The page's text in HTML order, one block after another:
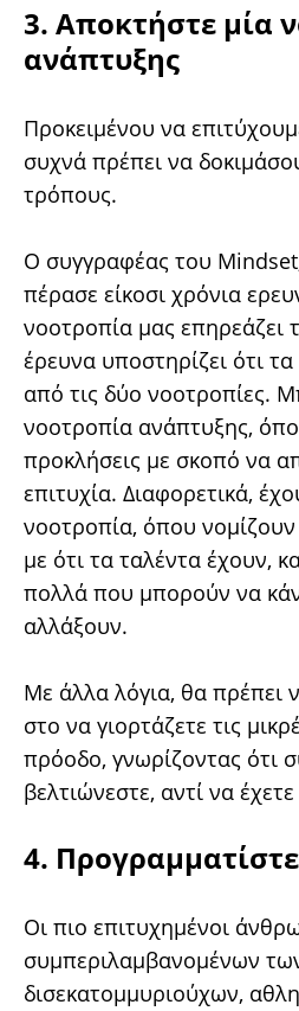
3. Αποκτήστε μία
ανάπτυξης
Προκειμένου να
συχνά πρέπει να
τρόπους.
Ο συγγραφέας του
πέρασε είκοσι χρόνια
νοοτροπία μας επηρεάζει
έρευνα υποστηρίζει ότι
από τις δύο νοοτροπίες.
νοοτροπία ανάπτυξης,
προκλήσεις με σκοπό να
επιτυχία. Διαφορετικά,
νοοτροπία, όπου νομίζουν
με ότι τα ταλέντα έχουν,
πολλά που μπορούν να
αλλάξουν.
Με άλλα λόγια, θα πρέπει
στο να γιορτάζετε τις
πρόοδο, γνωρίζοντας ότι
βελτιώνεστε, αντί να
4.
Οι πιο επιτυχημένοι
συμπεριλαμβανομένων
δισεκατομμυριούχων,